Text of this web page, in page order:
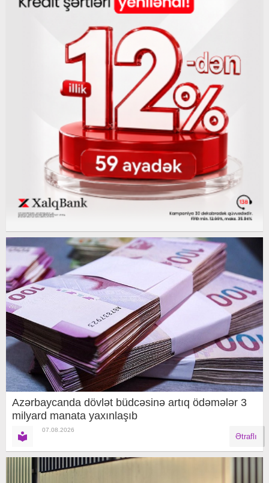
Azərbaycanda dövlət büdcəsinə artıq ödəmələr 3
milyard manata yaxınlaşıb
07.08.2026
Ətraflı